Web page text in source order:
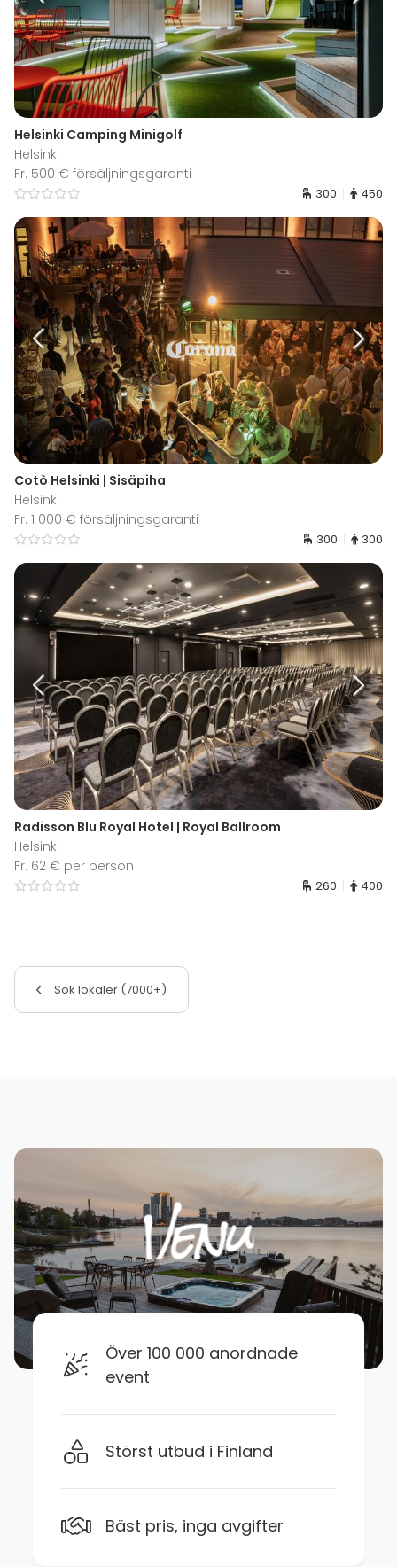
Helsinki Camping Minigolf
Helsinki
Fr. 500 € försäljningsgaranti
300 450
Cotò Helsinki | Sisäpiha
Helsinki
Fr. 1 000 € försäljningsgaranti
300 300
Radisson Blu Royal Hotel | Royal Ballroom
Helsinki
Fr. 62 € per person
260 400
Sök lokaler (7000+)
Över 100 000 anordnade
event
Störst utbud i Finland
Bäst pris, inga avgifter